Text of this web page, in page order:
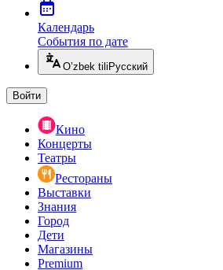
Календарь
События по дате
O’zbek tili Русский
Войти
Кино
Концерты
Театры
Рестораны
Выставки
Знания
Город
Дети
Магазины
Premium